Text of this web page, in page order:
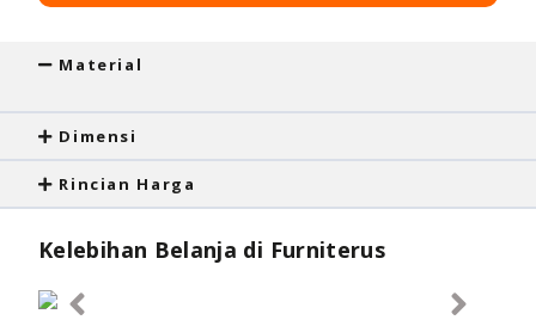
Material
Dimensi
Rincian Harga
Kelebihan Belanja di Furniterus